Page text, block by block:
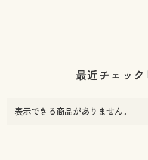
最近チェック
表示できる商品がありません。